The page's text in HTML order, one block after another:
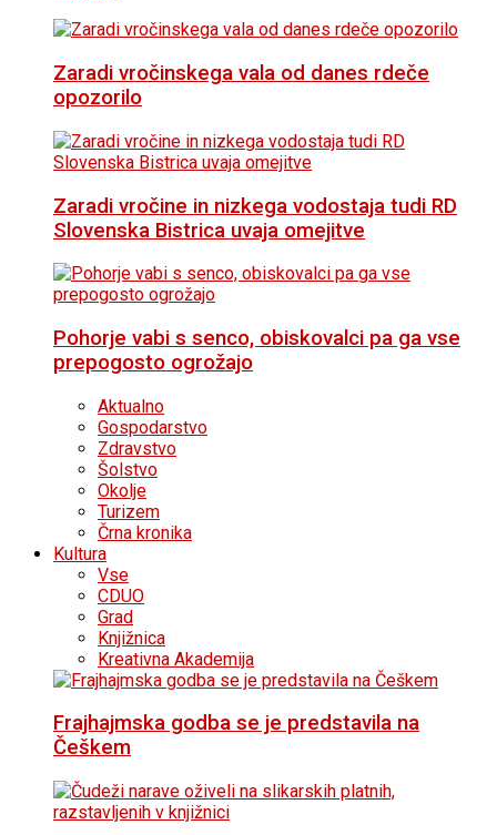
Zaradi vročinskega vala od danes rdeče
opozorilo
Zaradi vročine in nizkega vodostaja tudi RD
Slovenska Bistrica uvaja omejitve
Pohorje vabi s senco, obiskovalci pa ga vse
prepogosto ogrožajo
Aktualno
Gospodarstvo
Zdravstvo
Šolstvo
Okolje
Turizem
Črna kronika
Kultura
Vse
CDUO
Grad
Knjižnica
Kreativna Akademija
Frajhajmska godba se je predstavila na
Češkem